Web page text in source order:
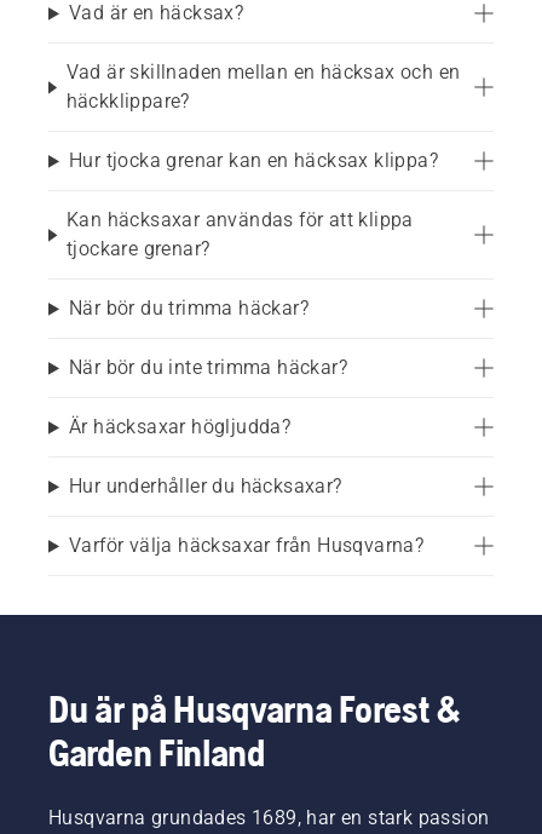
även olika knivlängder att välja mellan beroende
för häcksaxar som hjälper dig att göra det bästa
Vad är en häcksax?
Vad är skillnaden mellan en häcksax och en
häckklippare?
Hur tjocka grenar kan en häcksax klippa?
Kan häcksaxar användas för att klippa
tjockare grenar?
När bör du trimma häckar?
När bör du inte trimma häckar?
Är häcksaxar högljudda?
Hur underhåller du häcksaxar?
Varför välja häcksaxar från Husqvarna?
Du är på Husqvarna Forest &
Garden Finland
Husqvarna grundades 1689, har en stark passion